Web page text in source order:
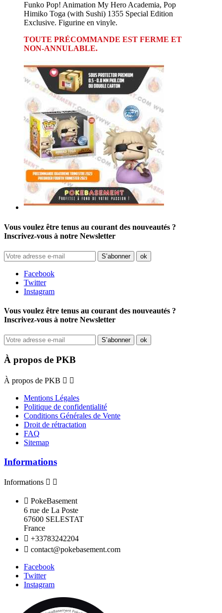
Funko Pop! Animation My Hero Academia, Pop
Himiko Toga (with Sushi) 1355 Special Edition
Exclusive. Figurine en vinyle.
TOUTE PRÉCOMMANDE EST FERME ET
NON-ANNULABLE.
Vous voulez être tenus au courant des nouveautés ?
Inscrivez-vous à notre Newsletter
Facebook
Twitter
Instagram
Vous voulez être tenus au courant des nouveautés ?
Inscrivez-vous à notre Newsletter
À propos de PKB
À propos de PKB  
Mentions Légales
Politique de confidentialité
Conditions Générales de Vente
Droit de rétractation
FAQ
Sitemap
Informations
Informations  
 PokeBasement
6 rue de La Poste
67600 SELESTAT
France
 +33783242204
 contact@pokebasement.com
Facebook
Twitter
Instagram